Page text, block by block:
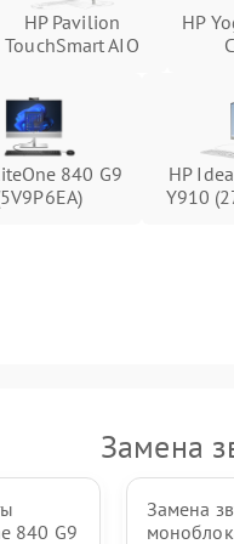
есть)
HP Pavilion
TouchSmart AIO
HP
840 G9
HP
Y910
Замена
840 G9
Замена